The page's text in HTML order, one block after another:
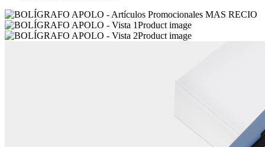
Product image
Product image